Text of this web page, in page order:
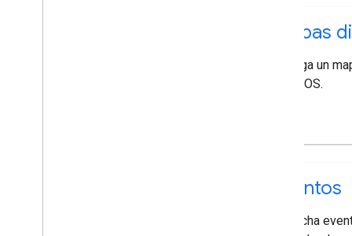
Mapas
Agrega un
para iOS.
Eventos
Escucha